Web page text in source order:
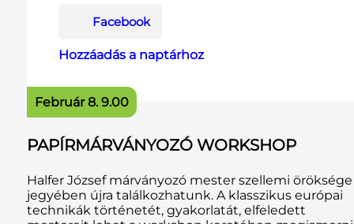
Február 8. 9.00
Facebook
Hozzáadás a naptárhoz
PAPÍRMÁRVÁNYOZÓ WORKSHOP
Halfer József márványozó mester szellemi öröksége
jegyében újra találkozhatunk. A klasszikus európai
technikák történetét, gyakorlatát, elfeledett